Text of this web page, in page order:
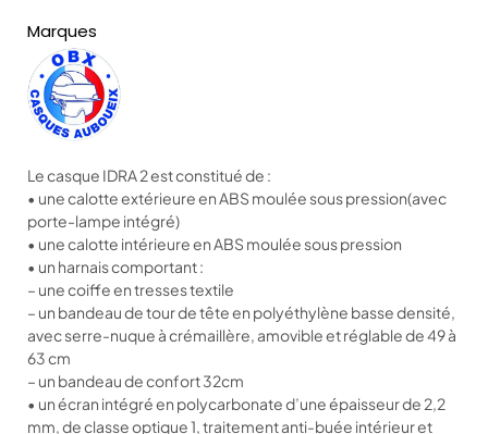
Marques
Le casque IDRA 2 est constitué de :
• une calotte extérieure en ABS moulée sous pression(avec
porte-lampe intégré)
• une calotte intérieure en ABS moulée sous pression
• un harnais comportant :
– une coiffe en tresses textile
– un bandeau de tour de tête en polyéthylène basse densité,
avec serre-nuque à crémaillère, amovible et réglable de 49 à
63 cm
– un bandeau de confort 32cm
• un écran intégré en polycarbonate d’une épaisseur de 2,2
mm, de classe optique 1, traitement anti-buée intérieur et